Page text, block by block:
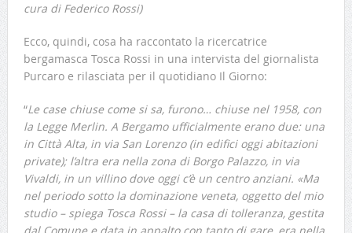
cura di Federico Rossi)
Ecco, quindi, cosa ha raccontato la ricercatrice
bergamasca Tosca Rossi in una intervista del giornalista
Purcaro e rilasciata per il quotidiano Il Giorno:
“Le case chiuse come si sa, furono… chiuse nel 1958, con
la Legge Merlin. A Bergamo ufficialmente erano due: una
in Città Alta, in via San Lorenzo (in edifici oggi abitazioni
private); l’altra era nella zona di Borgo Palazzo, in via
Vivaldi, in un villino dove oggi c’è un centro anziani. «Ma
nel periodo sotto la dominazione veneta, oggetto del mio
studio – spiega Tosca Rossi – la casa di tolleranza, gestita